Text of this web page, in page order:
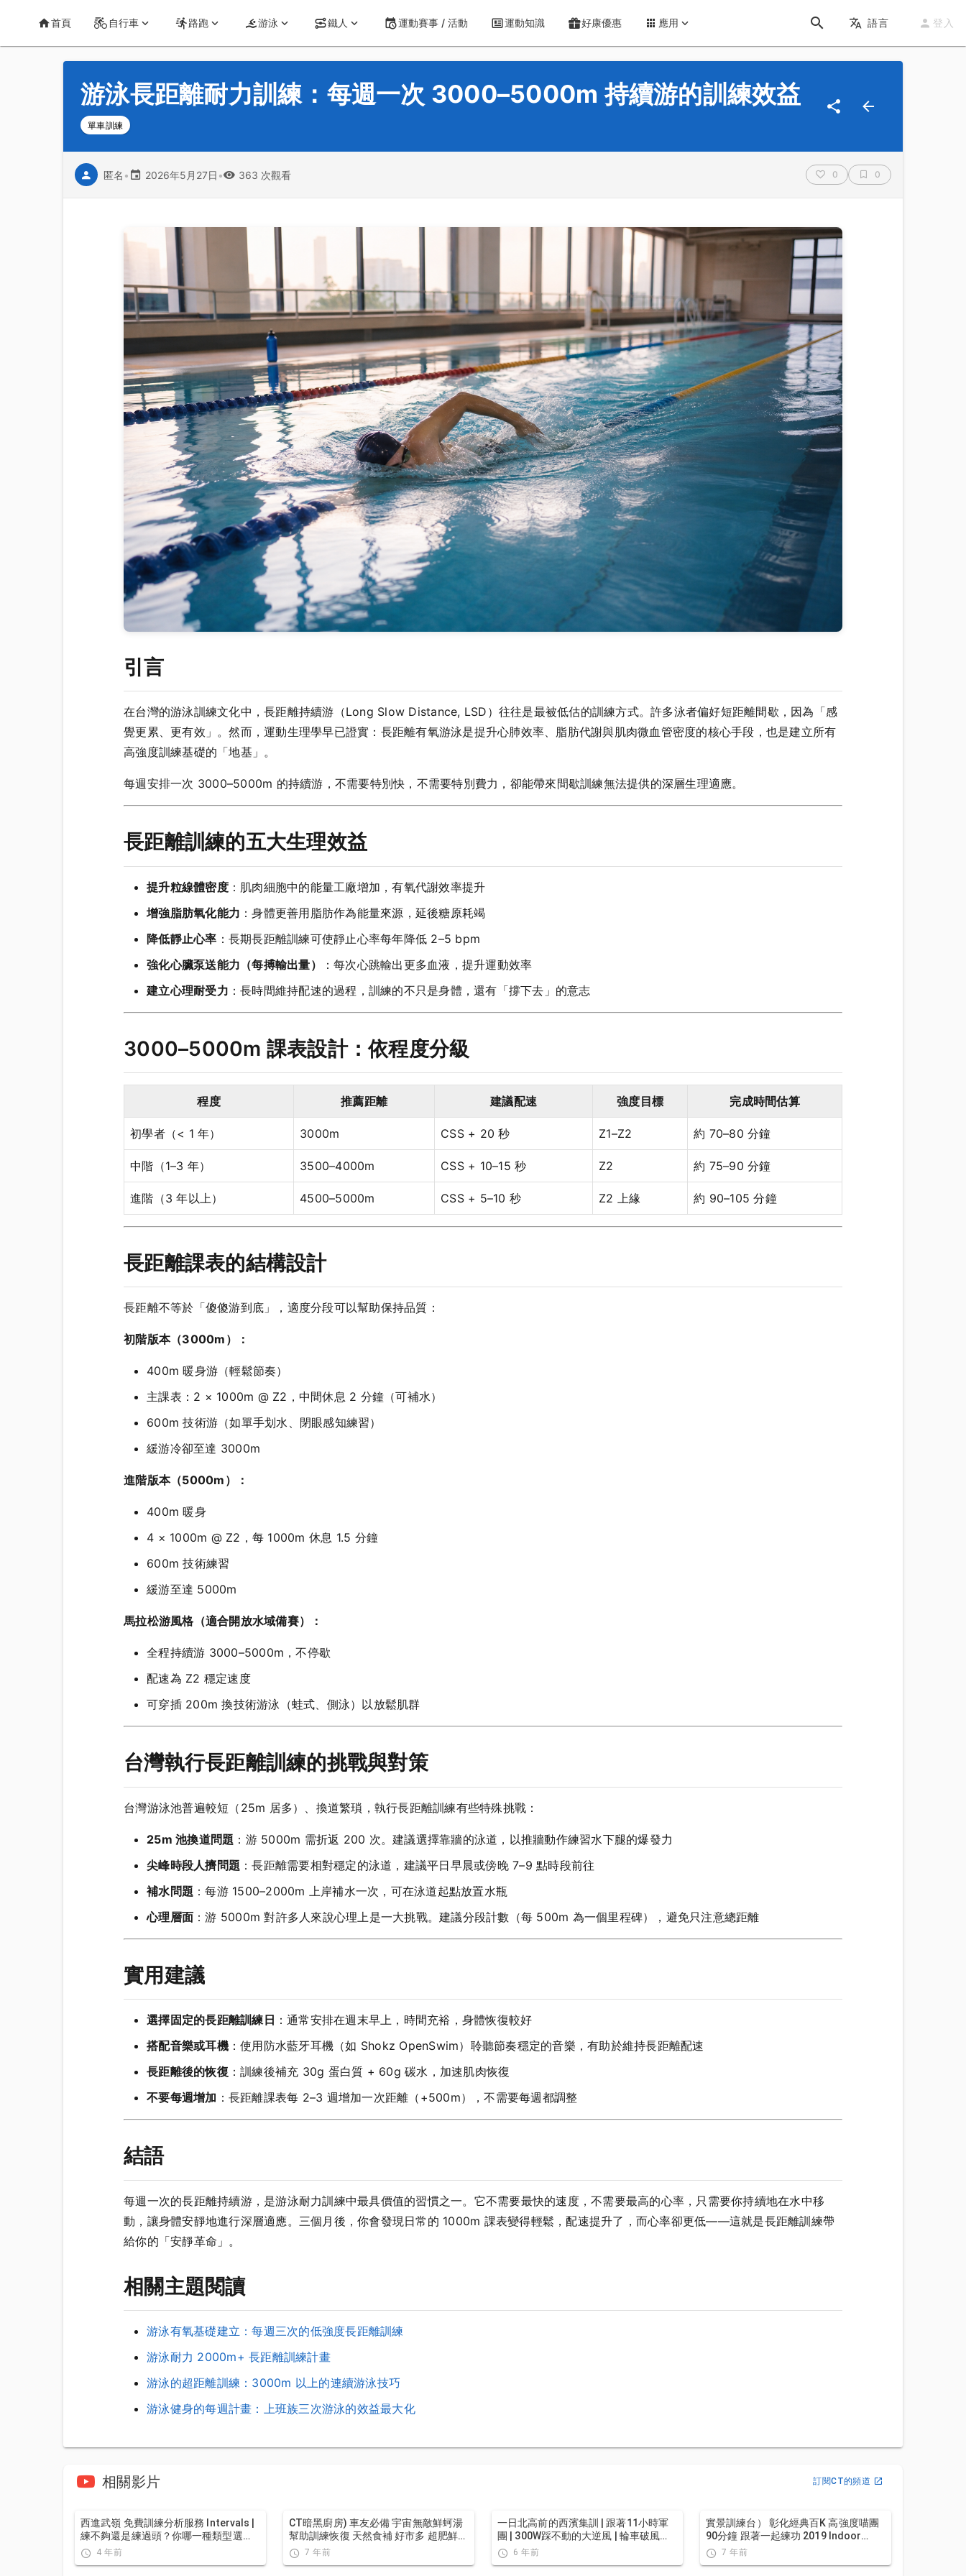
CT Yeh 公路車基地
首頁 自行車 路跑 游泳 鐵人 運動賽事 / 活動 運動知識 好康優惠 應用 語言 登入
運動知識 詳情
游泳長距離耐力訓練：每週一次 3000–5000m 持續游的訓練效益
單車訓練
匿名 • 2026年5月27日 • 363 次觀看 0 0
引言
在台灣的游泳訓練文化中，長距離持續游（Long Slow Distance, LSD）往往是最被低估的訓練方式。許多泳者偏好短距離間歇，因為「感
覺更累、更有效」。然而，運動生理學早已證實：長距離有氧游泳是提升心肺效率、脂肪代謝與肌肉微血管密度的核心手段，也是建立所有
高強度訓練基礎的「地基」。
每週安排一次 3000–5000m 的持續游，不需要特別快，不需要特別費力，卻能帶來間歇訓練無法提供的深層生理適應。
長距離訓練的五大生理效益
提升粒線體密度：肌肉細胞中的能量工廠增加，有氧代謝效率提升
增強脂肪氧化能力 ：身體更善用脂肪作為能量來源，延後糖原耗竭
降低靜止心率 ：長期長距離訓練可使靜止心率每年降低 2–5 bpm
強化心臟泵送能力（每搏輸出量）
：每次心跳輸出更多血液，提升運動效率
建立心理耐受力 ：長時間維持配速的過程，訓練的不只是身體，還有「撐下去」的意志
3000–5000m 課表設計：依程度分級
程度 推薦距離 建議配速 強度目標 完成時間估算
初學者（< 1 年） 3000m CSS + 20 秒 Z1–Z2 約 70–80 分鐘
中階（1–3 年） 3500–4000m CSS + 10–15 秒 Z2 約 75–90 分鐘
進階（3 年以上） 4500–5000m CSS + 5–10 秒 Z2 上緣 約 90–105 分鐘
長距離課表的結構設計
長距離不等於「傻傻游到底」，適度分段可以幫助保持品質：
初階版本（3000m）：
400m 暖身游（輕鬆節奏）
主課表：2 × 1000m @ Z2，中間休息 2 分鐘（可補水）
600m 技術游（如單手划水、閉眼感知練習）
緩游冷卻至達 3000m
進階版本（5000m）：
400m 暖身
4 × 1000m @ Z2，每 1000m 休息 1.5 分鐘
600m 技術練習
緩游至達 5000m
馬拉松游風格（適合開放水域備賽）：
全程持續游 3000–5000m，不停歇
配速為 Z2 穩定速度
可穿插 200m 換技術游泳（蛙式、側泳）以放鬆肌群
台灣執行長距離訓練的挑戰與對策
台灣游泳池普遍較短（25m 居多）、換道繁瑣，執行長距離訓練有些特殊挑戰：
25m 池換道問題 ：游 5000m 需折返 200 次。建議選擇靠牆的泳道，以推牆動作練習水下腿的爆發力
尖峰時段人擠問題 ：長距離需要相對穩定的泳道，建議平日早晨或傍晚 7–9 點時段前往
補水問題 ：每游 1500–2000m 上岸補水一次，可在泳道起點放置水瓶
心理層面 ：游 5000m 對許多人來說心理上是一大挑戰。建議分段計數（每 500m 為一個里程碑），避免只注意總距離
實用建議
選擇固定的長距離訓練日 ：通常安排在週末早上，時間充裕，身體恢復較好
搭配音樂或耳機：使用防水藍牙耳機（如 Shokz OpenSwim）聆聽節奏穩定的音樂，有助於維持長距離配速
長距離後的恢復 ：訓練後補充 30g 蛋白質 + 60g 碳水，加速肌肉恢復
不要每週增加 ：長距離課表每 2–3 週增加一次距離（+500m），不需要每週都調整
結語
每週一次的長距離持續游，是游泳耐力訓練中最具價值的習慣之一。它不需要最快的速度，不需要最高的心率，只需要你持續地在水中移
動，讓身體安靜地進行深層適應。三個月後，你會發現日常的 1000m 課表變得輕鬆，配速提升了，而心率卻更低——這就是長距離訓練帶
給你的「安靜革命」。
相關主題閱讀
游泳有氧基礎建立：每週三次的低強度長距離訓練
游泳耐力 2000m+ 長距離訓練計畫
游泳的超距離訓練：3000m 以上的連續游泳技巧
游泳健身的每週計畫：上班族三次游泳的效益最大化
相關影片 訂閱CT的頻道
西進武嶺 免費訓練分析服務 Intervals |
練不夠還是練過頭？你哪一種類型選
手？AI模型告訴你！ | 備戰神器 | 公路車
4 年前
CT暗黑廚房) 車友必備 宇宙無敵鮮蚵湯
幫助訓練恢復 天然食補 好市多 超肥鮮蚵
破PR7 年前
一日北高前的西濱集訓 | 跟著11小時軍
團 | 300W踩不動的大逆風 | 輪車破風差
幾瓦?6 年前
實景訓練台） 彰化經典百K 高強度喵團
90分鐘 跟著一起練功 2019 Indoor
workout Changhua Classic 100
Taiwan
7 年前